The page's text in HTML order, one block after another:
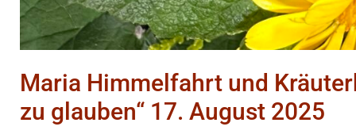
Maria Himmelfahrt und
zu glauben“ 17. August 2025